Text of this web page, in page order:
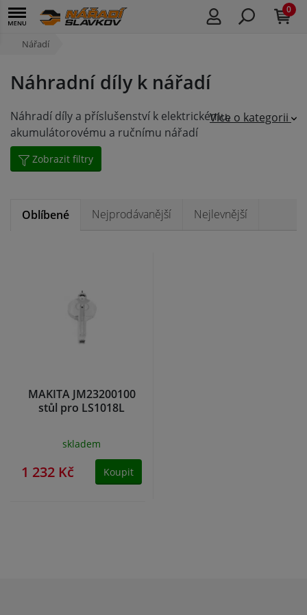
0
Nářadí
Náhradní díly k nářadí
Náhradí díly a příslušenství k elektrickému,
akumulátorovému a ručnímu nářadí
Více o kategorii
Zobrazit filtry
Oblíbené Nejprodávanější Nejlevnější
MAKITA JM23200100
stůl pro LS1018L
skladem
1 232 Kč Koupit